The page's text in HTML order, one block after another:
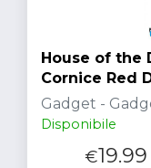
House of the
Cornice Red
Gadget -
Disponibile
€19.99